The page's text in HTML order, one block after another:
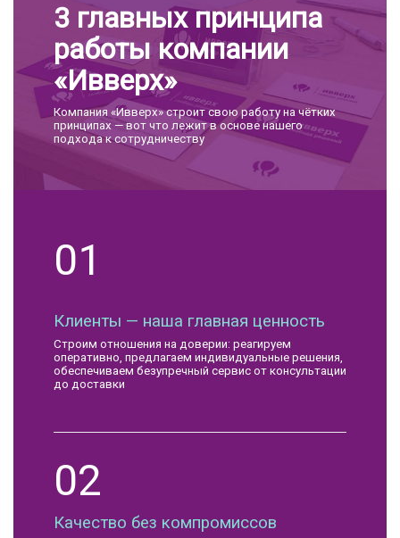
3 главных принципа
работы компании
«Ивверх»
Компания «Ивверх» строит свою работу на чётких
принципах — вот что лежит в основе нашего
подхода к сотрудничеству
01
Клиенты — наша главная ценность
Строим отношения на доверии: реагируем
оперативно, предлагаем индивидуальные решения,
обеспечиваем безупречный сервис от консультации
до доставки
02
Качество без компромиссов